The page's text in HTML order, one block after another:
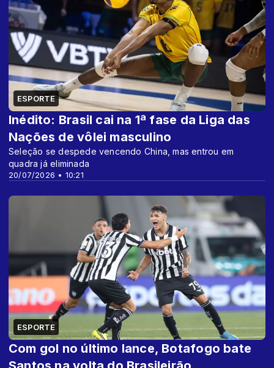
ESPORTE
20/07/2026 • 10:21
Inédito: Brasil cai na 1ª fase da Liga das
Nações de vôlei masculino
Seleção se despede vencendo China, mas entrou em
quadra já eliminada
ESPORTE
Com gol no último lance, Botafogo bate